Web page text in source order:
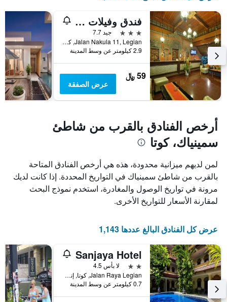
فندق وفيلات بوري ديوا بهاراتا
3 نجوم
جيد 7.7
Jalan Nakula 11, Legian, كوتا, إندونيسيا
2.9 كيلومتر عن وسط المدينة
59 ﷼
عرض الصفقة
أرخص الفنادق بالقرب من شاطئ
سمينياك، كوتا
لمن لديهم ميزانية محدودة، هذه هي أرخص الفنادق المتاحة
بالقرب من شاطئ سمينياك في التواريخ المحددة. إذا كانت لديك
مرونة في تواريخ الوصول والمغادرة، استخدم نموذج البحث
لمقارنة الأسعار للتواريخ الأخرى.
عرض كل الفنادق البالغ عددها 1,143
Sanjaya Hotel
2 نجمتين
لا بأس 4.5
Jalan Raya Legian, كوتا, إندونيسيا
0.7 كيلومتر عن وسط المدينة